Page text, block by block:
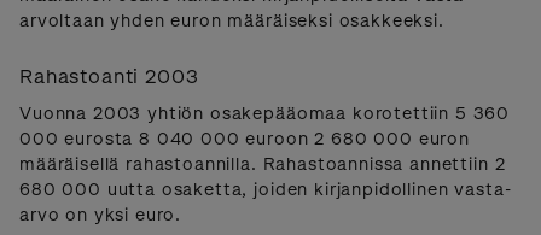
arvoltaan yhden euron määräiseksi osakkeeksi.
Rahastoanti 2003
Vuonna 2003 yhtiön osakepääomaa korotettiin 5 360
000 eurosta 8 040 000 euroon 2 680 000 euron
määräisellä rahastoannilla. Rahastoannissa annettiin 2
680 000 uutta osaketta, joiden kirjanpidollinen vasta-
arvo on yksi euro.